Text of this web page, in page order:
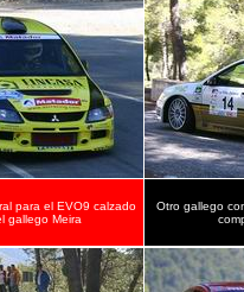
para el EVO9 calzado
gallego Meira
Otro gallego